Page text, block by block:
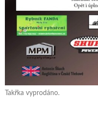
Takřka vyprodáno.